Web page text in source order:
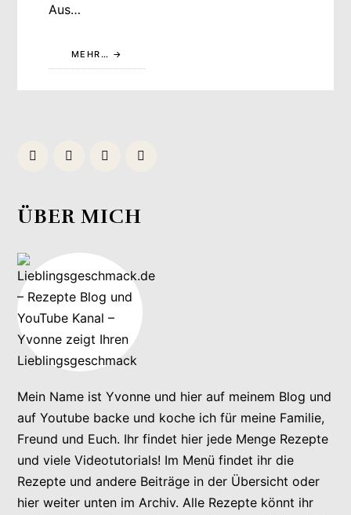
Aus…
MEHR…
ÜBER MICH
Mein Name ist Yvonne und hier auf meinem Blog und
auf Youtube backe und koche ich für meine Familie,
Freund und Euch. Ihr findet hier jede Menge Rezepte
und viele Videotutorials! Im Menü findet ihr die
Rezepte und andere Beiträge in der Übersicht oder
hier weiter unten im Archiv. Alle Rezepte könnt ihr